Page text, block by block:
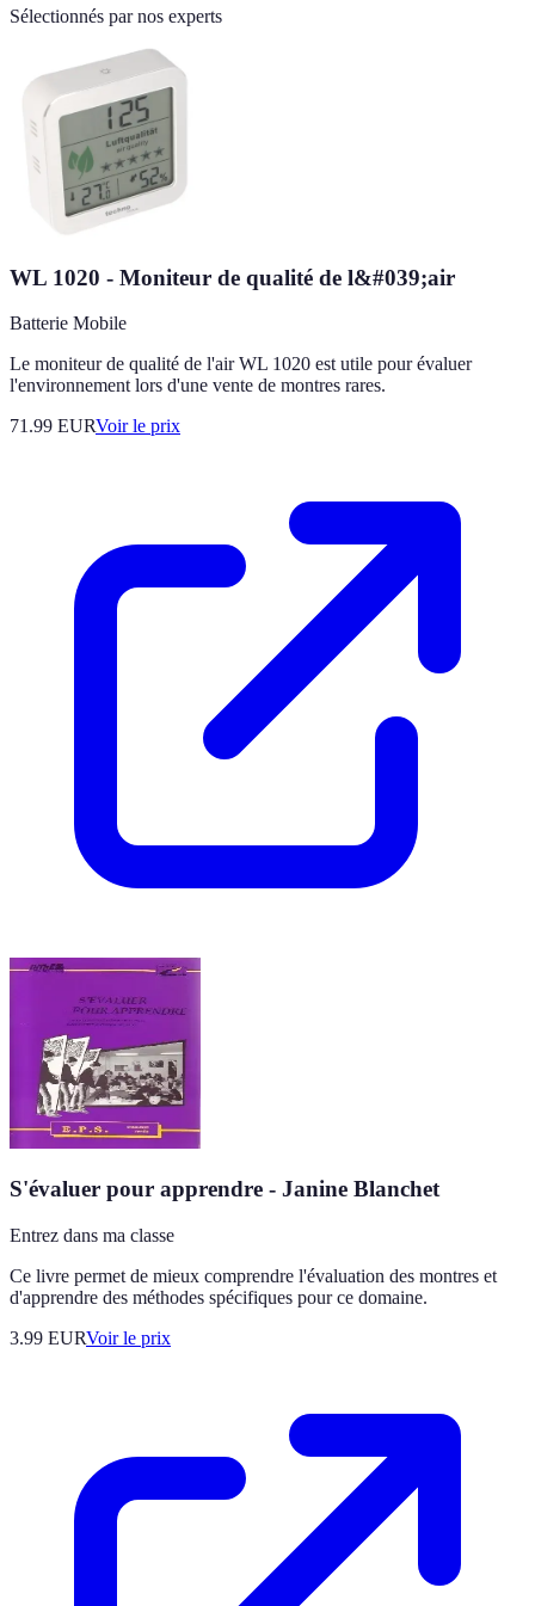
Sélectionnés par nos experts
WL 1020 - Moniteur de qualité de l&#039;air
Batterie Mobile
Le moniteur de qualité de l'air WL 1020 est utile pour évaluer
l'environnement lors d'une vente de montres rares.
71.99 EURVoir le prix
S'évaluer pour apprendre - Janine Blanchet
Entrez dans ma classe
Ce livre permet de mieux comprendre l'évaluation des montres et
d'apprendre des méthodes spécifiques pour ce domaine.
3.99 EURVoir le prix